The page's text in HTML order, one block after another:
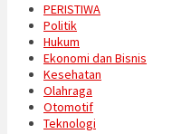
PERISTIWA
Politik
Hukum
Ekonomi dan Bisnis
Kesehatan
Olahraga
Otomotif
Teknologi